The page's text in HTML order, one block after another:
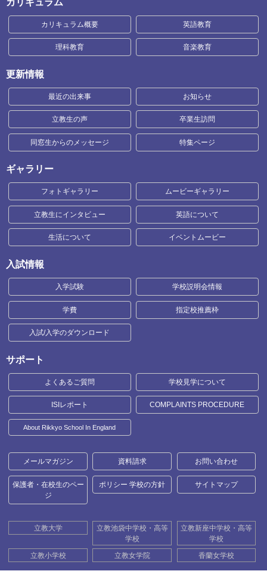
カリキュラム概要 英語教育
理科教育 音楽教育
更新情報
最近の出来事 お知らせ
立教生の声 卒業生訪問
同窓生からのメッセージ 特集ページ
ギャラリー
フォトギャラリー ムービーギャラリー
立教生にインタビュー 英語について
生活について イベントムービー
入試情報
入学試験 学校説明会情報
学費 指定校推薦枠
入試/入学のダウンロード
サポート
よくあるご質問 学校見学について
ISIレポート COMPLAINTS PROCEDURE
About Rikkyo School In England
メールマガジン 資料請求 お問い合わせ
保護者・在校生のペー
ジ
ポリシー 学校の方針 サイトマップ
立教大学
立教池袋中学校・高等
学校
立教新座中学校・高等
学校
立教小学校
立教女学院 香蘭女学校